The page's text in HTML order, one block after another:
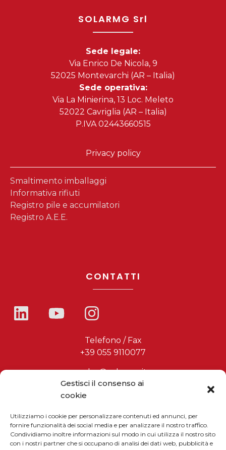
Gestisci il consenso ai
cookie
Utilizziamo i cookie per personalizzare contenuti ed annunci, per
fornire funzionalità dei social media e per analizzare il nostro traffico.
Condividiamo inoltre informazioni sul modo in cui utilizza il nostro sito
con i nostri partner che si occupano di analisi dei dati web, pubblicità e
SOLARMG Srl
Sede legale:
Via Enrico De Nicola, 9
52025 Montevarchi (AR – Italia)
Sede operativa:
Via La Minierina, 13 Loc. Meleto
52022 Cavriglia (AR – Italia)
P.IVA 02443660515
Privacy policy
Smaltimento imballaggi
Informativa rifiuti
Registro pile e accumilatori
Registro A.E.E.
CONTATTI
Telefono / Fax
+39 055 9110077
sales@solarmg.it
support@solarmg.it
Iscriviti alla newsletter